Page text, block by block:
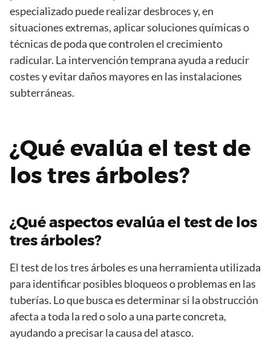
especializado puede realizar desbroces y, en
situaciones extremas, aplicar soluciones químicas o
técnicas de poda que controlen el crecimiento
radicular. La intervención temprana ayuda a reducir
costes y evitar daños mayores en las instalaciones
subterráneas.
¿Qué evalúa el test de
los tres árboles?
¿Qué aspectos evalúa el test de los
tres árboles?
El test de los tres árboles es una herramienta utilizada
para identificar posibles bloqueos o problemas en las
tuberías. Lo que busca es determinar si la obstrucción
afecta a toda la red o solo a una parte concreta,
ayudando a precisar la causa del atasco.